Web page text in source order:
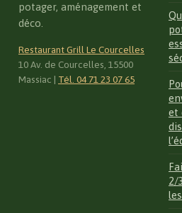
potager, aménagement et
déco.
Restaurant Grill Le Courcelles
10 Av. de Courcelles, 15500
Massiac | Tél. 04 71 23 07 65
et
2/